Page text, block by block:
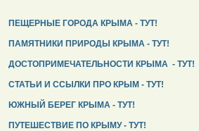
ПЕЩЕРНЫЕ ГОРОДА КРЫМА - ТУТ!
ПАМЯТНИКИ ПРИРОДЫ КРЫМА - ТУТ!
ДОСТОПРИМЕЧАТЕЛЬНОСТИ КРЫМА - ТУТ!
СТАТЬИ И ССЫЛКИ ПРО КРЫМ - ТУТ!
ЮЖНЫЙ БЕРЕГ КРЫМА - ТУТ!
ПУТЕШЕСТВИЕ ПО КРЫМУ - ТУТ!